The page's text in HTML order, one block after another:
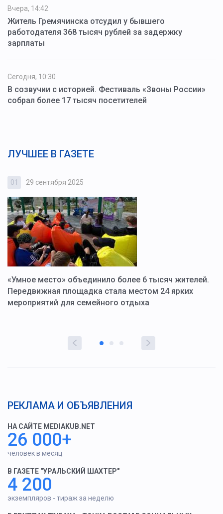
Вчера, 14:42
Житель Гремячинска отсудил у бывшего
работодателя 368 тысяч рублей за задержку
зарплаты
Сегодня, 10:30
В созвучии с историей. Фестиваль «Звоны России»
собрал более 17 тысяч посетителей
ЛУЧШЕЕ В ГАЗЕТЕ
01 29 сентября 2025
«Умное место» объединило более 6 тысяч жителей.
Передвижная площадка стала местом 24 ярких
мероприятий для семейного отдыха
РЕКЛАМА И ОБЪЯВЛЕНИЯ
НА САЙТЕ MEDIAKUB.NET
26 000+
человек в месяц
В ГАЗЕТЕ "УРАЛЬСКИЙ ШАХТЕР"
4 200
экземпляров - тираж за неделю